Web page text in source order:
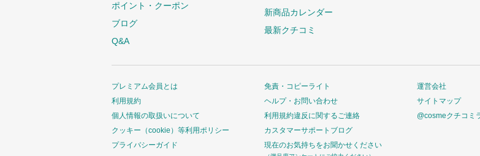
ポイント・クーポン
ブログ
Q&A
新商品カレンダー
最新クチコミ
プレミアム会員とは
利用規約
個人情報の取扱いについて
クッキー（cookie）等利用ポリシー
プライバシーガイド
免責・コピーライト
ヘルプ・お問い合わせ
利用規約違反に関するご連絡
カスタマーサポートブログ
現在のお気持ちをお聞かせください
運営会社
サイトマップ
@cosmeクチコミ